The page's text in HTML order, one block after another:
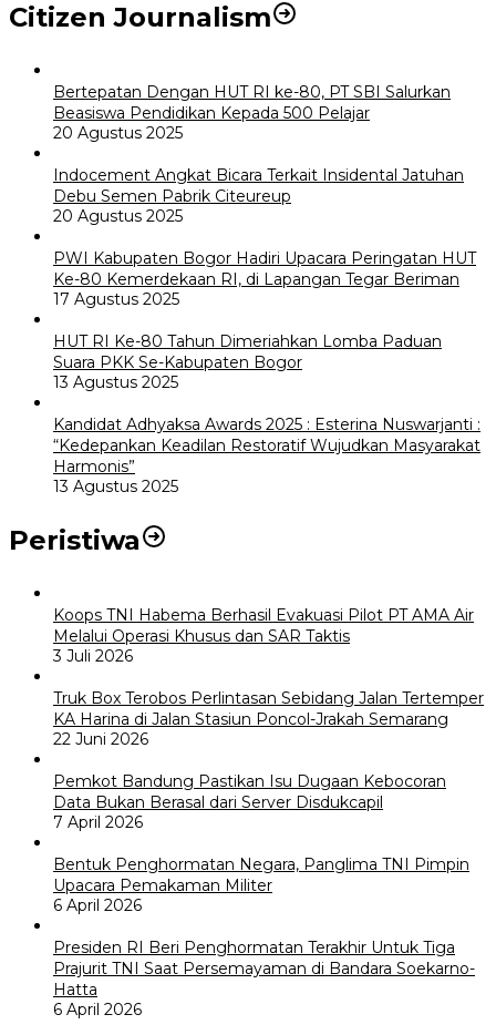
Citizen Journalism
Bertepatan Dengan HUT RI ke-80, PT SBI Salurkan
Beasiswa Pendidikan Kepada 500 Pelajar
20 Agustus 2025
Indocement Angkat Bicara Terkait Insidental Jatuhan
Debu Semen Pabrik Citeureup
20 Agustus 2025
PWI Kabupaten Bogor Hadiri Upacara Peringatan HUT
Ke-80 Kemerdekaan RI, di Lapangan Tegar Beriman
17 Agustus 2025
HUT RI Ke-80 Tahun Dimeriahkan Lomba Paduan
Suara PKK Se-Kabupaten Bogor
13 Agustus 2025
Kandidat Adhyaksa Awards 2025 : Esterina Nuswarjanti :
“Kedepankan Keadilan Restoratif Wujudkan Masyarakat
Harmonis”
13 Agustus 2025
Peristiwa
Koops TNI Habema Berhasil Evakuasi Pilot PT AMA Air
Melalui Operasi Khusus dan SAR Taktis
3 Juli 2026
Truk Box Terobos Perlintasan Sebidang Jalan Tertemper
KA Harina di Jalan Stasiun Poncol-Jrakah Semarang
22 Juni 2026
Pemkot Bandung Pastikan Isu Dugaan Kebocoran
Data Bukan Berasal dari Server Disdukcapil
7 April 2026
Bentuk Penghormatan Negara, Panglima TNI Pimpin
Upacara Pemakaman Militer
6 April 2026
Presiden RI Beri Penghormatan Terakhir Untuk Tiga
Prajurit TNI Saat Persemayaman di Bandara Soekarno-
Hatta
6 April 2026